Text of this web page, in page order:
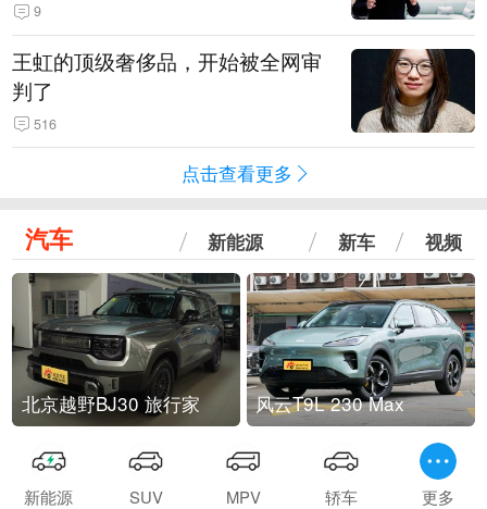
9
王虹的顶级奢侈品，开始被全网审
判了
516
点击查看更多
汽车 新能源 新车 视频
北京越野BJ30 旅行家 风云T9L 230 Max
新能源 SUV MPV 轿车 更多